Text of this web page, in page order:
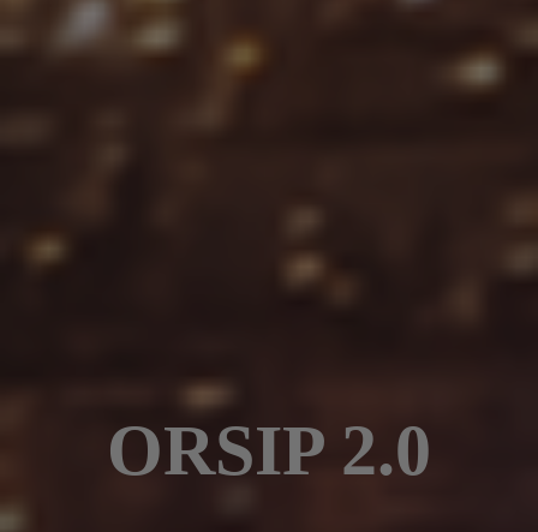
ORSIP 2.0